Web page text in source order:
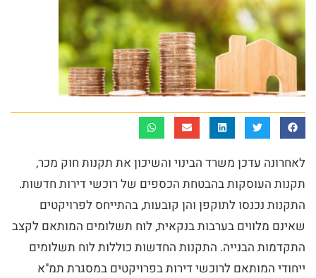
לאחרונה עדכן משרד הבינוי והשיכון את תקנות חוק מכר,
תקנות העוסקות בהבטחת הכספים של רוכשי דירות חדשות.
התקנות נכנסו לתוקפן והן קובעות, בהתייחס לפרויקטים
שאינם מלווים בערבות בנקאית, לוח תשלומים המותאם לקצב
התקדמות הבנייה. התקנות החדשות כוללות לוח תשלומים
ייחודי המותאם לרוכשי דירות בפרויקטים במסגרת תמ"א